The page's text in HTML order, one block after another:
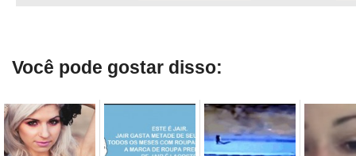
Você pode gostar disso: